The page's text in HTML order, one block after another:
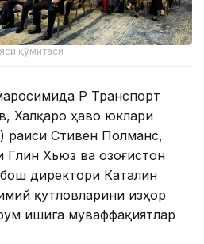
қўмитаси
ҚР Транспорт
Халқаро ҳаво юклари
раиси Стивен Полманс,
Хьюз ва Қозоғистон
директори Каталин
қутловларини изҳор
ишига муваффақиятлар